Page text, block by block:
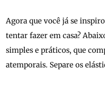
Agora que você já se
tentar fazer em casa?
simples e práticos, que
atemporais. Separe os